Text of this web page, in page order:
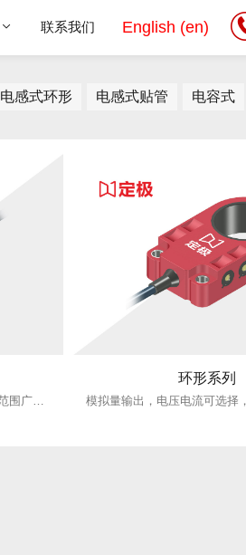
联系我们 English (en)
电感式环形 电感式贴管 电容式
模拟量输出，电压电流可选择，应用范围广泛。
环形系列